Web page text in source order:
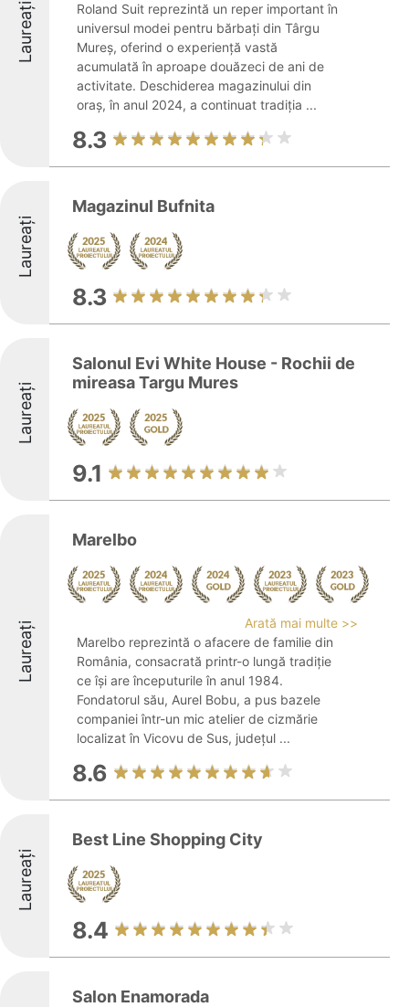
Laureați
Roland Suit reprezintă un reper important în
universul modei pentru bărbați din Târgu
Mureș, oferind o experiență vastă
acumulată în aproape douăzeci de ani de
activitate. Deschiderea magazinului din
oraș, în anul 2024, a continuat tradiția ...
8.3
Laureați
Magazinul Bufnita
8.3
Laureați
Salonul Evi White House - Rochii de
mireasa Targu Mures
9.1
Laureați
Marelbo
Arată mai multe >>
Marelbo reprezintă o afacere de familie din
România, consacrată printr-o lungă tradiție
ce își are începuturile în anul 1984.
Fondatorul său, Aurel Bobu, a pus bazele
companiei într-un mic atelier de cizmărie
localizat în Vicovu de Sus, județul ...
8.6
Laureați
Best Line Shopping City
8.4
Salon Enamorada